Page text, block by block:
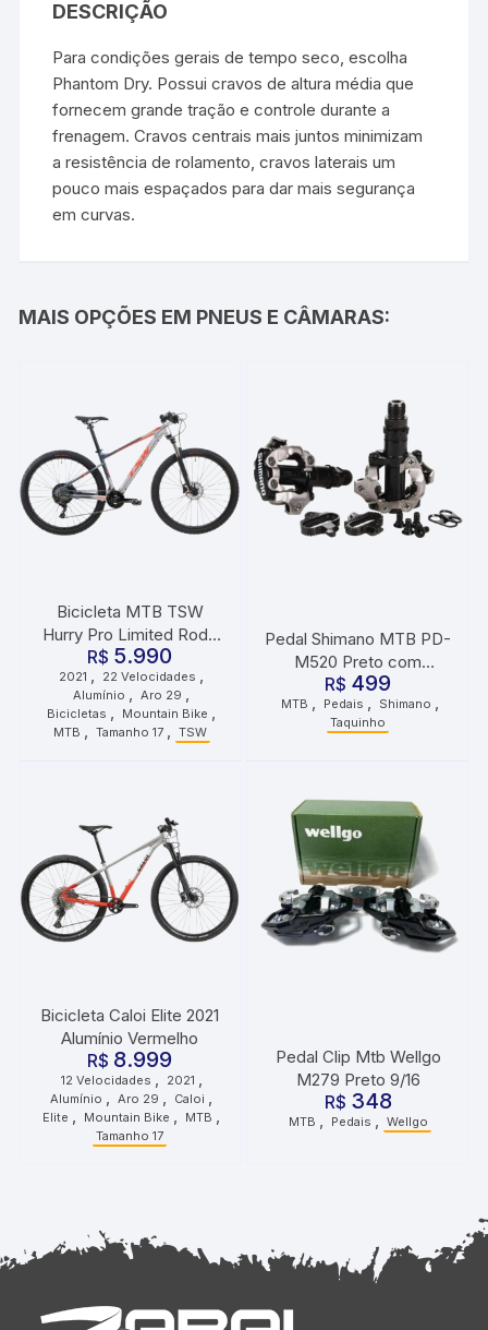
DESCRIÇÃO
Para condições gerais de tempo seco, escolha
Phantom Dry. Possui cravos de altura média que
fornecem grande tração e controle durante a
frenagem. Cravos centrais mais juntos minimizam
a resistência de rolamento, cravos laterais um
pouco mais espaçados para dar mais segurança
em curvas.
MAIS OPÇÕES EM PNEUS E CÂMARAS:
Bicicleta MTB TSW
Hurry Pro Limited Roda
29 Tamanho 17 22
Velocidades 2021 Cinza
Vermelho
R$ 5.990
2021 22 Velocidades
Alumínio Aro 29
Bicicletas Mountain Bike
MTB Tamanho 17 TSW
Pedal Shimano MTB PD-
M520 Preto com
Taquinho
R$ 499
MTB , Pedais , Shimano ,
Taquinho
Bicicleta Caloi Elite 2021
Alumínio Vermelho
R$ 8.999
12 Velocidades , 2021 ,
Alumínio , Aro 29 , Caloi ,
Elite , Mountain Bike , MTB ,
Tamanho 17
Pedal Clip Mtb Wellgo
M279 Preto 9/16
R$ 348
MTB , Pedais , Wellgo